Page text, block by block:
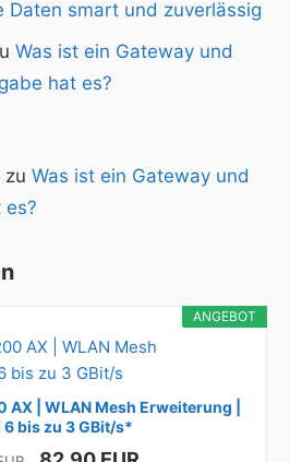
Daten smart und zuverlässig
Was ist ein Gateway und
hat es?
zu Was ist ein Gateway und
es?
ANGEBOT
AX | WLAN Mesh Erweiterung |
bis zu 3 GBit/s*